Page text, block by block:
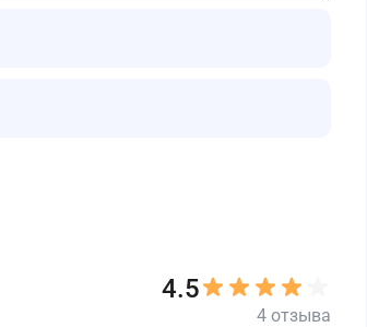
4.5
4 отзыва